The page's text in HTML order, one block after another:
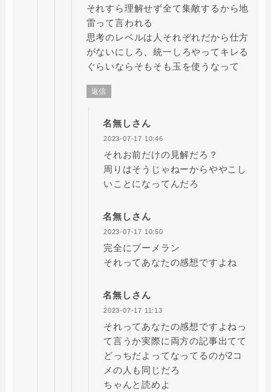
それすら理解せず全て集敵するから地
雷って言われる
思考のレベルは人それぞれだから仕方
がないにしろ、統一しろやってキレる
ぐらいならそもそも玉を使うなって
返信
名無しさん
2023-07-17 10:46
それお前だけの見解だろ？
周りはそうじゃねーからややこし
いことになってんだろ
名無しさん
2023-07-17 10:50
完全にブーメラン
それってあなたの感想ですよね
名無しさん
2023-07-17 11:13
それってあなたの感想ですよねっ
て言うか実際に両方の記事出てて
どっちだよってなってるのが2コ
メの人も同じだろ
ちゃんと読めよ